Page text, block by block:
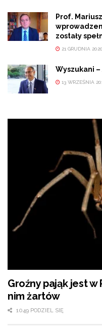
Prof.
zostały
21 GRUDNIA 2020
Wyszukani –
13 WRZEŚNIA
Groźny pająk jest w
nim żartów
1049 PODZIEL SIĘ